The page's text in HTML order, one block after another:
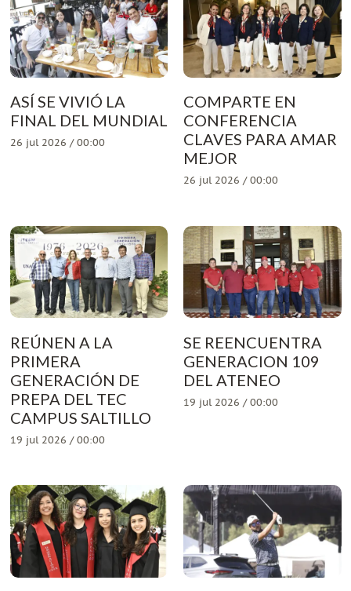
ASÍ SE VIVIÓ LA
FINAL DEL MUNDIAL
26 jul 2026 / 00:00
COMPARTE EN
CONFERENCIA
CLAVES PARA AMAR
MEJOR
26 jul 2026 / 00:00
REÚNEN A LA
PRIMERA
GENERACIÓN DE
PREPA DEL TEC
CAMPUS SALTILLO
19 jul 2026 / 00:00
SE REENCUENTRA
GENERACION 109
DEL ATENEO
19 jul 2026 / 00:00